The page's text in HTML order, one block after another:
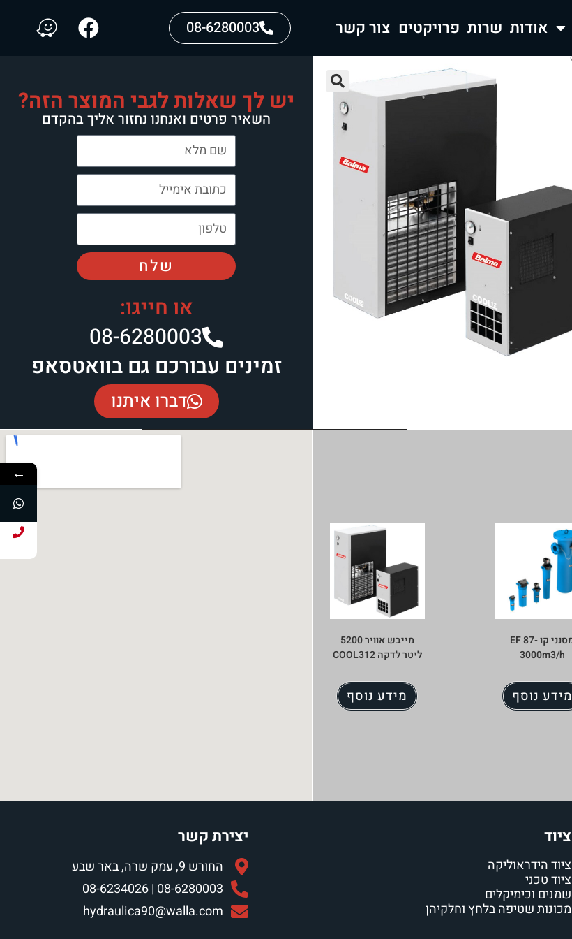
אודות שרות פרויקטים צור קשר 08-6280003
יש לך שאלות לגבי המוצר הזה?
השאיר פרטים ואנחנו נחזור אליך בהקדם
שלח
או חייגו:
08-6280003​
זמינים עבורכם גם בוואטסאפ
דברו איתנו
מסנני קו EF 87-
3000m3/h
מידע נוסף
מייבש אוויר 5200
ליטר לדקה COOL312
מידע נוסף
ציוד
ציוד הידראוליקה
ציוד טכני
שמנים וכימיקלים
מכונות שטיפה בלחץ וחלקיהן
יצירת קשר
החורש 9, עמק שרה, באר שבע
08-6280003 | 08-6234026
hydraulica90@walla.com
←